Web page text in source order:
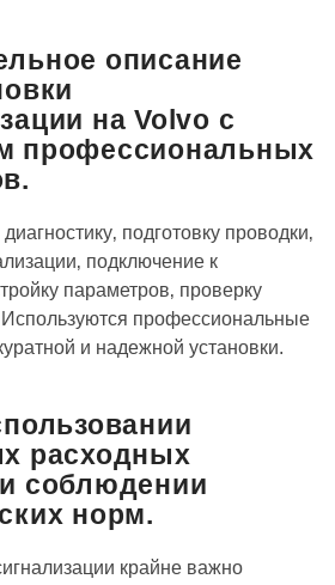
описание
на Volvo с
профессиональных
подготовку проводки‚
подключение к
параметров‚ проверку
Используются профессиональные
и надежной установки.
расходных
соблюдении
норм.
крайне важно